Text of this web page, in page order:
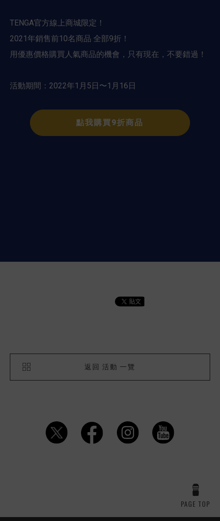
TENGA官方線上商城限定！
2021年銷售前10名商品 全部9折！
用優惠價格購買人氣商品的機會，只有現在，不要錯過！
活動期間：2022年1月5日〜1月16日
點我購買9折商品
返回 活動 一覽
PAGE TOP